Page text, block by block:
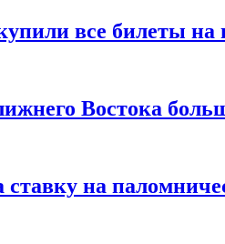
все билеты на
Востока
ставку на